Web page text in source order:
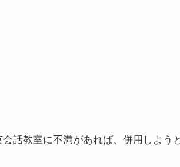
話教室に不満があれば、併用しよう